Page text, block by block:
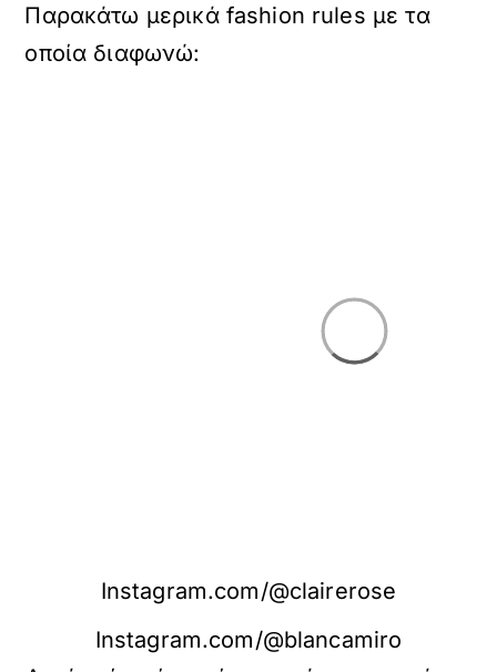
Παρακάτω μερικά fashion rules με τα
οποία διαφωνώ:
Instagram.com/@clairerose
Instagram.com/@blancamiro